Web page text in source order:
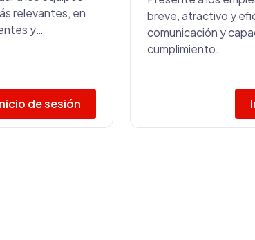
relevantes, en
y
de sesión
breve, atractivo y
comunicación y
cumplimiento.